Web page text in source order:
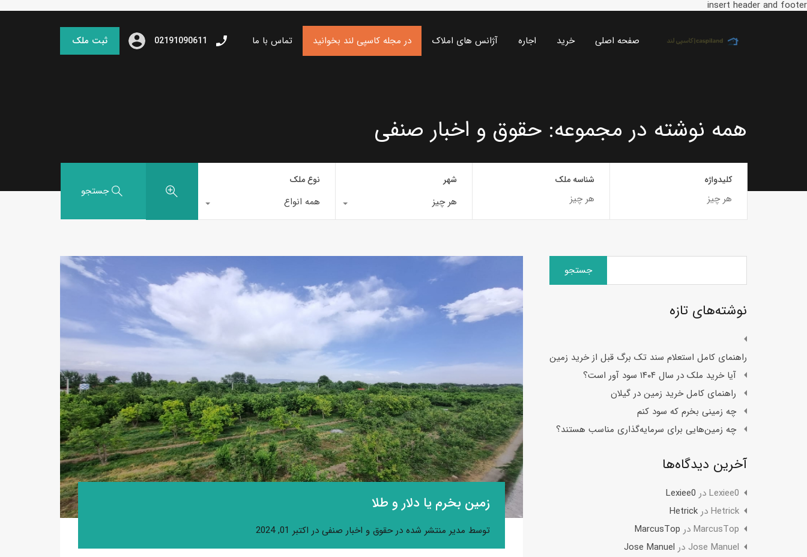
insert header and footer
صفحه اصلی خرید اجاره آژانس های املاک در مجله کاسپی لند بخوانید تماس با ما 02191090611 ثبت ملک
همه نوشته در مجموعه: حقوق و اخبار صنفی
کلیدواژه شناسه ملک شهر
هر چیز
نوع ملک
همه انواع
جستجو
زمین بخرم یا دلار و طلا
توسط مدیر منتشر شده درحقوق و اخبار صنفی در اکتبر 01, 2024
جستجو
برای:
نوشته‌های تازه
راهنمای کامل استعلام سند تک برگ قبل از خرید زمین
آیا خرید ملک در سال ۱۴۰۴ سود آور است؟
راهنمای کامل خرید زمین در گیلان
چه زمینی بخرم که سود کنم
چه زمین‌هایی برای سرمایه‌گذاری مناسب هستند؟
آخرین دیدگاه‌ها
Lexiee0 در Lexiee0
Hetrick درHetrick
MarcusTop در MarcusTop
Jose Manuel در Jose Manuel